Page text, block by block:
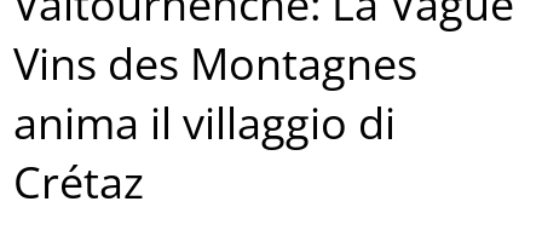
Vins des Montagnes
anima il villaggio di
Crétaz